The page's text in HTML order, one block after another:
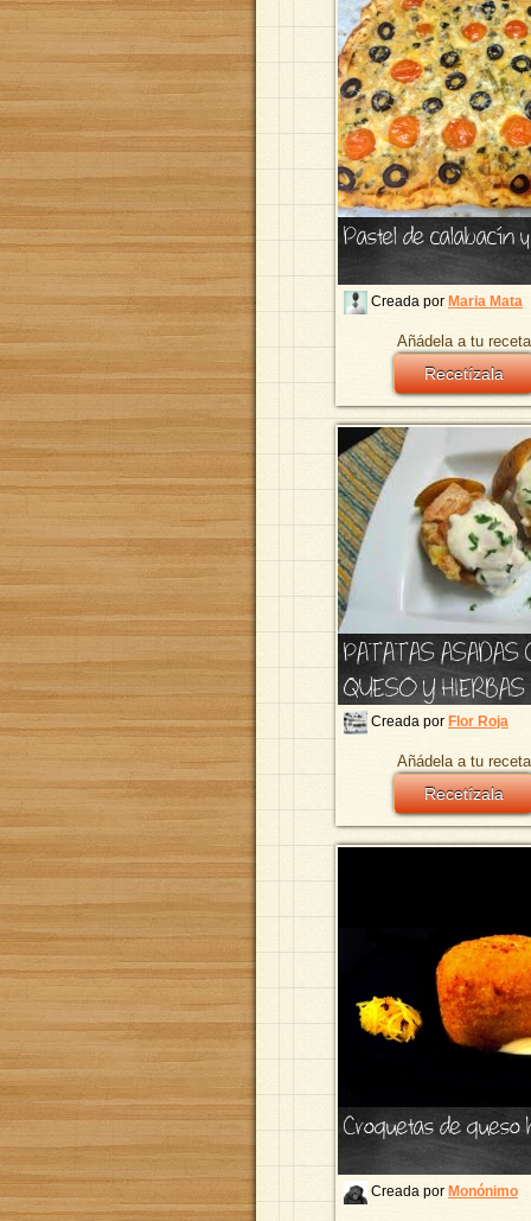
Pastel de calabacín
Creada por Maria Mata
Añádela a tu
Recetízala
PATATAS ASADAS
QUESO Y HIERBAS
Creada por Flor Roja
Añádela a tu
Recetízala
Croquetas de queso
Creada por Monónimo